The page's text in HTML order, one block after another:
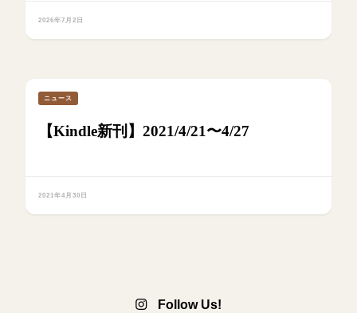
2026年7月2日
ニュース
【Kindle新刊】2021/4/21〜4/27
2021年4月30日
Follow Us!